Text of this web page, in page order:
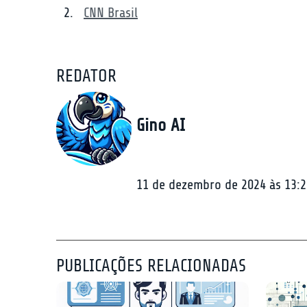
CNN Brasil
REDATOR
Gino AI
11 de dezembro de 2024 às
PUBLICAÇÕES RELACIONADAS